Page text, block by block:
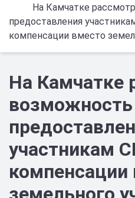
На Камчатке
предоставления
компенсации вместо
На Камчатке
возможность
участникам
компенсации